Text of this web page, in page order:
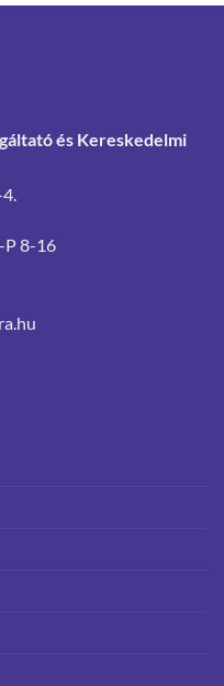
és Kereskedelmi
P 8-16